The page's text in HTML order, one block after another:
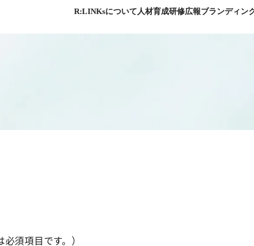
R:LINKsについて人材育成研修広報ブランディン
必須項目です。）